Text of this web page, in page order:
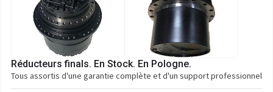
Réducteurs finals. En Stock. En Pologne.
Tous assortis d'une garantie complète et d'un support professionnel